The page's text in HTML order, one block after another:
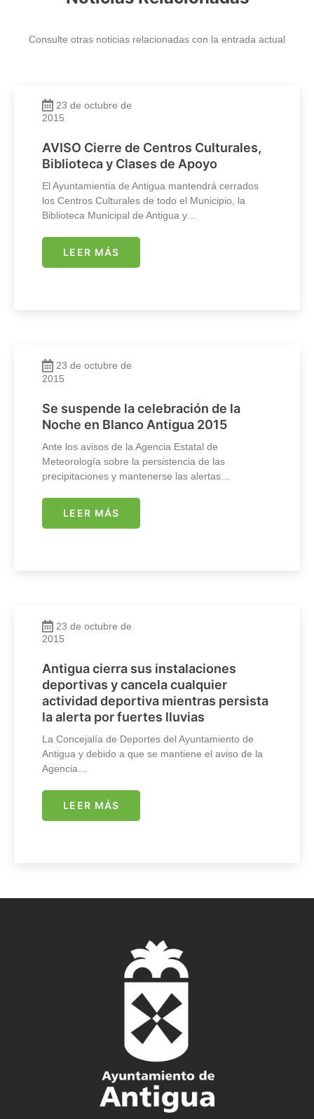
Consulte otras noticias relacionadas con la entrada actual
23 de octubre de
2015
AVISO Cierre de Centros Culturales,
Biblioteca y Clases de Apoyo
El Ayuntamientia de Antigua mantendrá cerrados
los Centros Culturales de todo el Municipio, la
Biblioteca Municipal de Antigua y…
LEER MÁS
23 de octubre de
2015
Se suspende la celebración de la
Noche en Blanco Antigua 2015
Ante los avisos de la Agencia Estatal de
Meteorología sobre la persistencia de las
precipitaciones y mantenerse las alertas…
LEER MÁS
23 de octubre de
2015
Antigua cierra sus instalaciones
deportivas y cancela cualquier
actividad deportiva mientras persista
la alerta por fuertes lluvias
La Concejalía de Deportes del Ayuntamiento de
Antigua y debido a que se mantiene el aviso de la
Agencia…
LEER MÁS